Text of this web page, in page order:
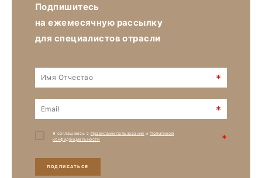
Подпишитесь
на ежемесячную рассылку
для специалистов отрасли
*
*
Я соглашаюсь с Правилами пользования иПолитикой
конфиденциальности
*
ПОДПИСАТЬСЯ